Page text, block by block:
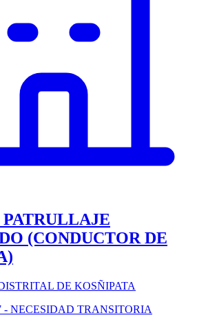
PATRULLAJE
(CONDUCTOR DE
DE KOSÑIPATA
- NECESIDAD TRANSITORIA